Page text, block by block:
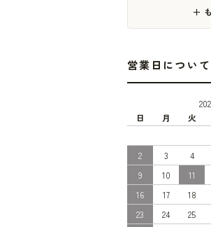
＋
営業日について
日
月 火
2
3 4
9
10 11
16
17 18
23
24 25